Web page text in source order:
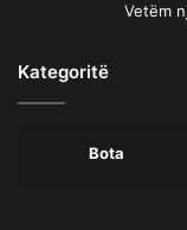
Vetëm
Kategoritë
Bota